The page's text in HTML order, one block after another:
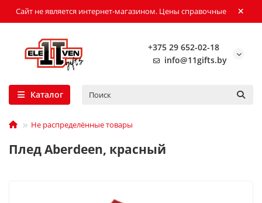
Сайт не является интернет-магазином. Цены справочные
+375 29 652-02-18
info@11gifts.by
Каталог
Не распределённые товары
Плед Aberdeen, красный